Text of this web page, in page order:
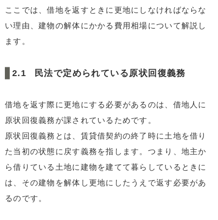
ここでは、借地を返すときに更地にしなければならな
い理由、建物の解体にかかる費用相場について解説し
ます。
民法で定められている原状回復義務
借地を返す際に更地にする必要があるのは、借地人に
原状回復義務が課されているためです。
原状回復義務とは、賃貸借契約の終了時に土地を借り
た当初の状態に戻す義務を指します。つまり、地主か
ら借りている土地に建物を建てて暮らしているときに
は、その建物を解体し更地にしたうえで返す必要があ
るのです。